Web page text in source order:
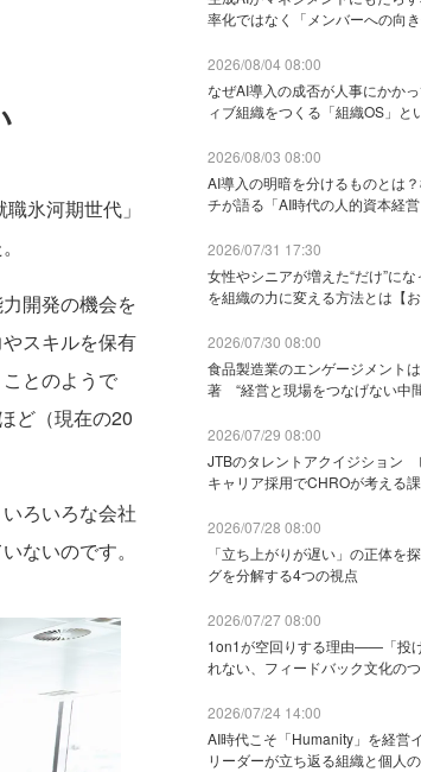
氷河期世代」
開発の機会を
スキルを保有
とのようで
ど（現在の20
ろいろな会社
ないのです。
率化ではなく「メンバーへの向き
2026/08/04 08:00
なぜAI導入の成否が人事にかか
ィブ組織をつくる「組織OS」と
2026/08/03 08:00
AI導入の明暗を分けるものとは
チが語る「AI時代の人的資本経営
2026/07/31 17:30
女性やシニアが増えた“だけ”に
を組織の力に変える方法とは【お
2026/07/30 08:00
食品製造業のエンゲージメント
著 “経営と現場をつなげない中
2026/07/29 08:00
JTBのタレントアクイジション
キャリア採用でCHROが考える
2026/07/28 08:00
「立ち上がりが遅い」の正体
グを分解する4つの視点
2026/07/27 08:00
1on1が空回りする理由——「投
れない、フィードバック文化の
2026/07/24 14:00
AI時代こそ「Humanity」を経
リーダーが立ち返る組織と個人